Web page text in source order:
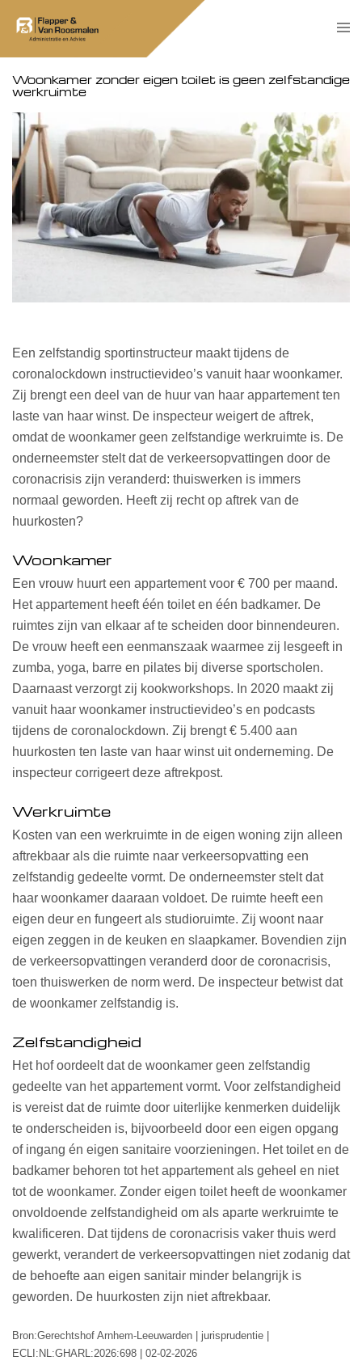
Woonkamer zonder eigen toilet is geen zelfstandige
werkruimte
Een zelfstandig sportinstructeur maakt tijdens de
coronalockdown instructievideo’s vanuit haar woonkamer.
Zij brengt een deel van de huur van haar appartement ten
laste van haar winst. De inspecteur weigert de aftrek,
omdat de woonkamer geen zelfstandige werkruimte is. De
onderneemster stelt dat de verkeersopvattingen door de
coronacrisis zijn veranderd: thuiswerken is immers
normaal geworden. Heeft zij recht op aftrek van de
huurkosten?
Woonkamer
Een vrouw huurt een appartement voor € 700 per maand.
Het appartement heeft één toilet en één badkamer. De
ruimtes zijn van elkaar af te scheiden door binnendeuren.
De vrouw heeft een eenmanszaak waarmee zij lesgeeft in
zumba, yoga, barre en pilates bij diverse sportscholen.
Daarnaast verzorgt zij kookworkshops. In 2020 maakt zij
vanuit haar woonkamer instructievideo’s en podcasts
tijdens de coronalockdown. Zij brengt € 5.400 aan
huurkosten ten laste van haar winst uit onderneming. De
inspecteur corrigeert deze aftrekpost.
Werkruimte
Kosten van een werkruimte in de eigen woning zijn alleen
aftrekbaar als die ruimte naar verkeersopvatting een
zelfstandig gedeelte vormt. De onderneemster stelt dat
haar woonkamer daaraan voldoet. De ruimte heeft een
eigen deur en fungeert als studioruimte. Zij woont naar
eigen zeggen in de keuken en slaapkamer. Bovendien zijn
de verkeersopvattingen veranderd door de coronacrisis,
toen thuiswerken de norm werd. De inspecteur betwist dat
de woonkamer zelfstandig is.
Zelfstandigheid
Het hof oordeelt dat de woonkamer geen zelfstandig
gedeelte van het appartement vormt. Voor zelfstandigheid
is vereist dat de ruimte door uiterlijke kenmerken duidelijk
te onderscheiden is, bijvoorbeeld door een eigen opgang
of ingang én eigen sanitaire voorzieningen. Het toilet en de
badkamer behoren tot het appartement als geheel en niet
tot de woonkamer. Zonder eigen toilet heeft de woonkamer
onvoldoende zelfstandigheid om als aparte werkruimte te
kwalificeren. Dat tijdens de coronacrisis vaker thuis werd
gewerkt, verandert de verkeersopvattingen niet zodanig dat
de behoefte aan eigen sanitair minder belangrijk is
geworden. De huurkosten zijn niet aftrekbaar.
Bron:Gerechtshof Arnhem-Leeuwarden | jurisprudentie |
ECLI:NL:GHARL:2026:698 | 02-02-2026